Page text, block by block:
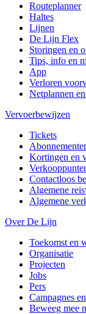
Routeplanner
Haltes
Lijnen
De Lijn Flex
Storingen en
Tips, info en
App
Verloren
Netplannen
Vervoerbewijzen
Tickets
Kortingen en
Contactloos
Algemene
Algemene
Over De Lijn
Toekomst en
Organisatie
Projecten
Jobs
Pers
Campagnes
Beweeg mee